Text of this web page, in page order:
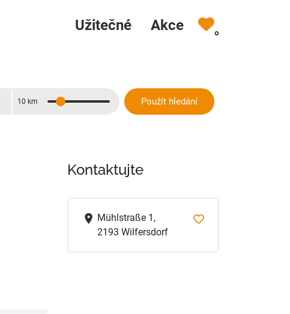
Užitečné Akce 0
Vzdálenost
10 km Použít hledání
Kontaktujte
Mühlstraße 1,
2193 Wilfersdorf